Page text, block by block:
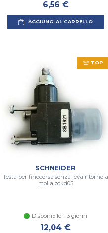
6,56 €
AGGIUNGI AL CARRELLO
TOP
SCHNEIDER
Testa per finecorsa senza leva ritorno a
molla zckd05
Disponibile 1-3 giorni
12,04 €